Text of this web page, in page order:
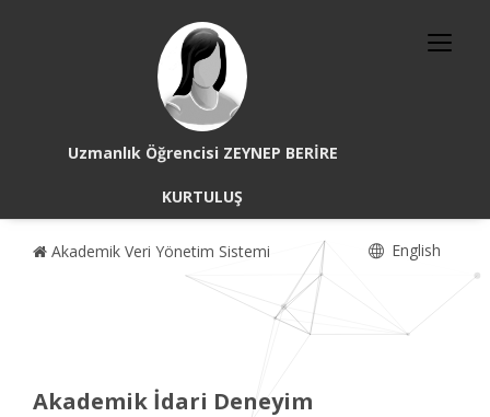
Uzmanlık Öğrencisi ZEYNEP BERİRE
KURTULUŞ
Akademik Veri Yönetim Sistemi English
Akademik İdari Deneyim